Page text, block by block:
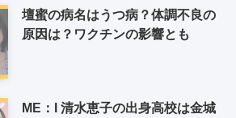
壇蜜の病名はうつ病？体調不良の
原因は？ワクチンの影響とも
ME：I 清水恵子の出身高校は金城